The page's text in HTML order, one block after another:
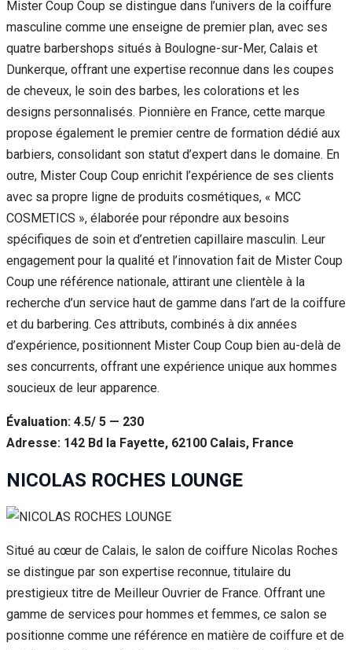
Mister Coup Coup se distingue dans l’univers de la coiffure
masculine comme une enseigne de premier plan, avec ses
quatre barbershops situés à Boulogne-sur-Mer, Calais et
Dunkerque, offrant une expertise reconnue dans les coupes
de cheveux, le soin des barbes, les colorations et les
designs personnalisés. Pionnière en France, cette marque
propose également le premier centre de formation dédié aux
barbiers, consolidant son statut d’expert dans le domaine. En
outre, Mister Coup Coup enrichit l’expérience de ses clients
avec sa propre ligne de produits cosmétiques, « MCC
COSMETICS », élaborée pour répondre aux besoins
spécifiques de soin et d’entretien capillaire masculin. Leur
engagement pour la qualité et l’innovation fait de Mister Coup
Coup une référence nationale, attirant une clientèle à la
recherche d’un service haut de gamme dans l’art de la coiffure
et du barbering. Ces attributs, combinés à dix années
d’expérience, positionnent Mister Coup Coup bien au-delà de
ses concurrents, offrant une expérience unique aux hommes
soucieux de leur apparence.
Évaluation: 4.5/ 5 — 230
Adresse: 142 Bd la Fayette, 62100 Calais, France
NICOLAS ROCHES LOUNGE
Situé au cœur de Calais, le salon de coiffure Nicolas Roches
se distingue par son expertise reconnue, titulaire du
prestigieux titre de Meilleur Ouvrier de France. Offrant une
gamme de services pour hommes et femmes, ce salon se
positionne comme une référence en matière de coiffure et de